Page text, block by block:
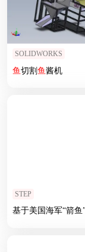
SOLIDWORKS
鱼切割鱼酱机
STEP